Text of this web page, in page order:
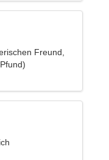
Freund,